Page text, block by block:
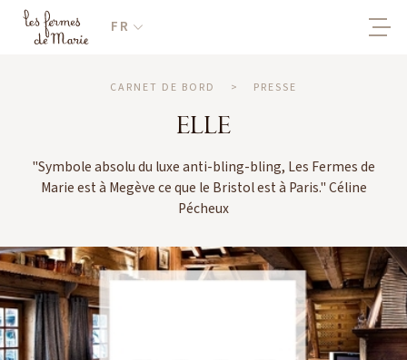
FR
CARNET DE BORD > PRESSE
ELLE
"Symbole absolu du luxe anti-bling-bling, Les Fermes de
Marie est à Megève ce que le Bristol est à Paris." Céline
Pécheux